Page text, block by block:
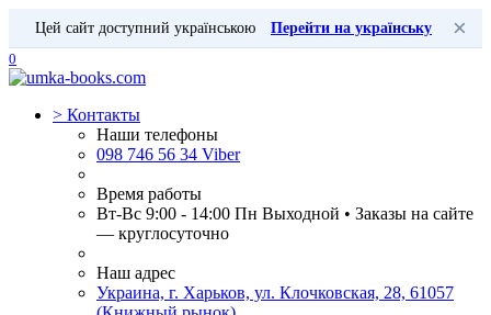
Цей сайт доступний українською Перейти на українську ×
0
> Контакты
Наши телефоны
098 746 56 34 Viber
Время работы
Вт-Вс 9:00 - 14:00 Пн Выходной • Заказы на сайте
— круглосуточно
Наш адрес
Украина, г. Харьков, ул. Клочковская, 28, 61057